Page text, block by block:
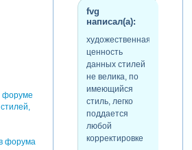
увидеть ссылки
Зарегистрируйтесь, чтобы
отредактировано fvg (28-03-
2012 00:12:32)
fvg
написал(а):
художественная
ценность
данных стилей
не велика, по
имеющийся
стиль, легко
поддается
любой
корректировке